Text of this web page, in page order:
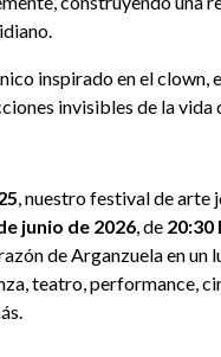
inspirado en el
invisibles de la vida
, nuestro festival de arte
junio de 2026, de 20:30
de Arganzuela en un
teatro, performance,